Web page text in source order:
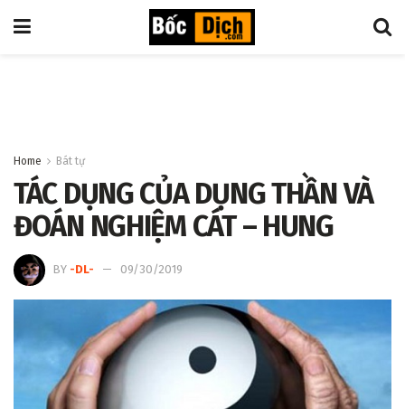
Home Bát tự
TÁC DỤNG CỦA DỤNG THẦN VÀ
ĐOÁN NGHIỆM CÁT – HUNG
BY -DL- 09/30/2019